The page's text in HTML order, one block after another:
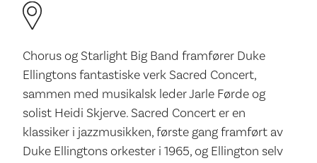
Chorus og Starlight Big Band framfører Duke
Ellingtons fantastiske verk Sacred Concert,
sammen med musikalsk leder Jarle Førde og
solist Heidi Skjerve. Sacred Concert er en
klassiker i jazzmusikken, første gang framført av
Duke Ellingtons orkester i 1965, og Ellington selv